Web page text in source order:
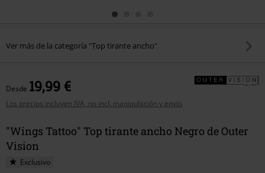
Ver más de la categoría "Top tirante ancho"
Desde 19,99 €
Los precios incluyen IVA, no incl. manipulación y envío
"Wings Tattoo" Top tirante ancho Negro de Outer
Vision
Exclusivo